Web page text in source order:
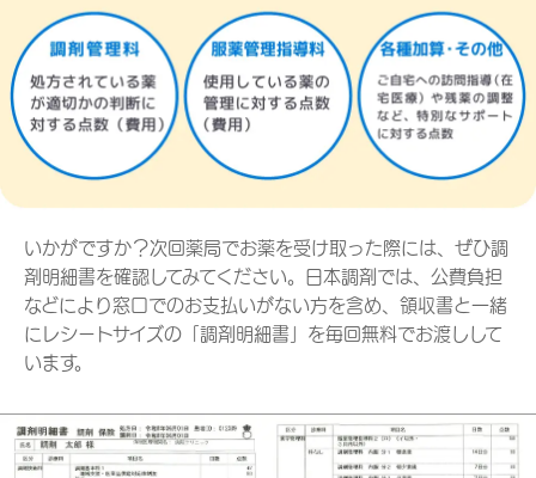
いかがですか？次回薬局でお薬を受け取った際には、ぜひ調
剤明細書を確認してみてください。日本調剤では、公費負担
などにより窓口でのお支払いがない方を含め、領収書と一緒
にレシートサイズの「調剤明細書」を毎回無料でお渡しして
います。